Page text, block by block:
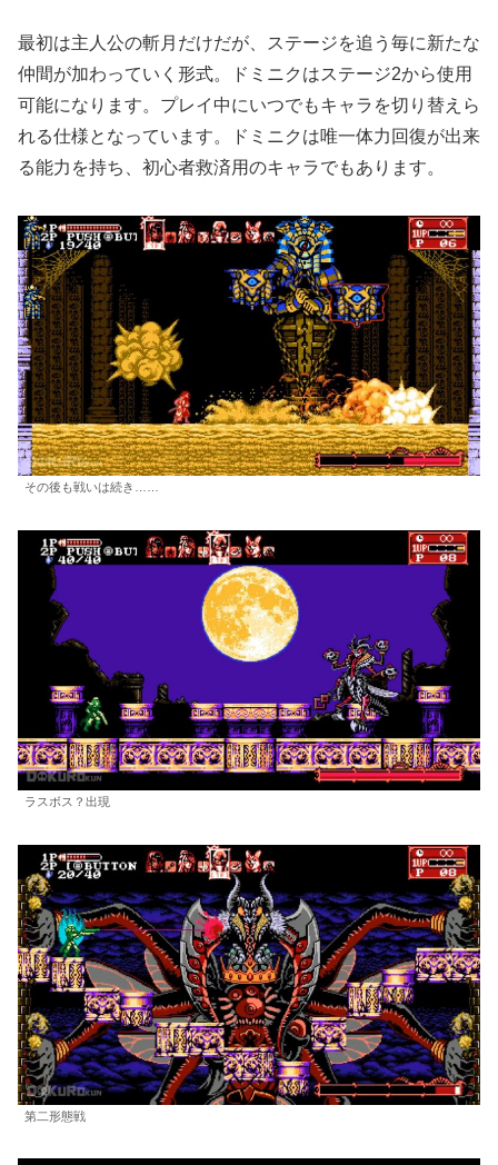
最初は主人公の斬月だけだが、ステージを追う毎に新たな
仲間が加わっていく形式。ドミニクはステージ2から使用
可能になります。プレイ中にいつでもキャラを切り替えら
れる仕様となっています。ドミニクは唯一体力回復が出来
る能力を持ち、初心者救済用のキャラでもあります。
その後も戦いは続き……
ラスボス？出現
第二形態戦